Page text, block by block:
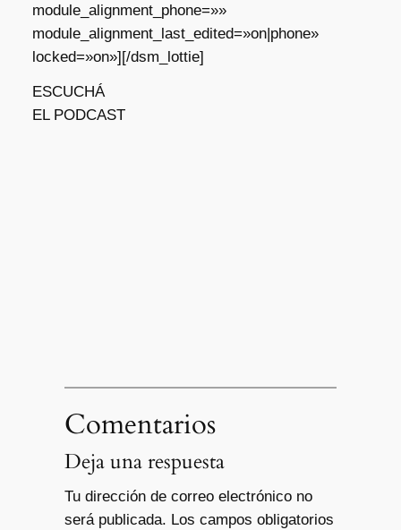
module_alignment_phone=»»
module_alignment_last_edited=»on|phone»
locked=»on»][/dsm_lottie]
ESCUCHÁ
EL PODCAST
Comentarios
Deja una respuesta
Tu dirección de correo electrónico no
será publicada. Los campos obligatorios